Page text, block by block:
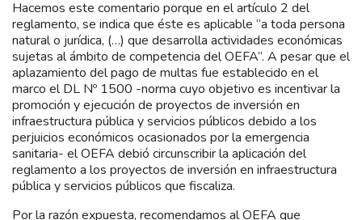
Hacemos este comentario porque en el artículo 2 del
reglamento, se indica que éste es aplicable “a toda persona
natural o jurídica, (…) que desarrolla actividades económicas
sujetas al ámbito de competencia del OEFA”. A pesar que el
aplazamiento del pago de multas fue establecido en el
marco el DL Nº 1500 -norma cuyo objetivo es incentivar la
promoción y ejecución de proyectos de inversión en
infraestructura pública y servicios públicos debido a los
perjuicios económicos ocasionados por la emergencia
sanitaria- el OEFA debió circunscribir la aplicación del
reglamento a los proyectos de inversión en infraestructura
pública y servicios públicos que fiscaliza.
Por la razón expuesta, recomendamos al OEFA que